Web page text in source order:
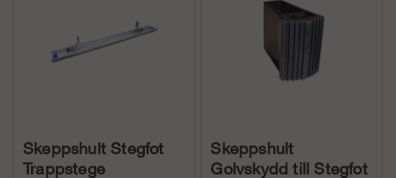
Skeppshult Stegfot
Trappstege
Skeppshult
Golvskydd till Stegfot